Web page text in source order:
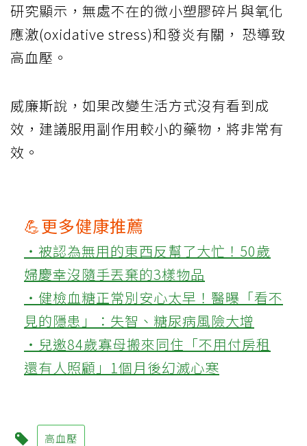
研究顯示，無處不在的微小塑膠碎片與氧化
應激(oxidative stress)和發炎有關， 恐導致
高血壓。
威廉斯說，如果改變生活方式沒有看到成
效，建議服用副作用較小的藥物，將非常有
效。
💪更多健康推薦
‧被認為無用的東西反幫了大忙！50歲
婦慶幸沒隨手丟棄的3樣物品
‧健檢血糖正常別安心太早！醫曝「看不
見的隱患」：失智、糖尿病風險大增
‧兒邀84歲寡母搬來同住「不用付房租
還有人照顧」1個月後幻滅心寒
高血壓